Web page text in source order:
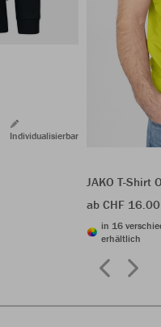
Individualisierbar
JAKO T-Shirt
ab CHF 16.00
in 16
erhältlich